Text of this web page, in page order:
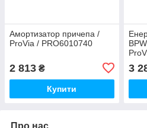
Амортизатор причепа /
ProVia / PRO6010740
2 813 ₴
Купити
3
Про нас